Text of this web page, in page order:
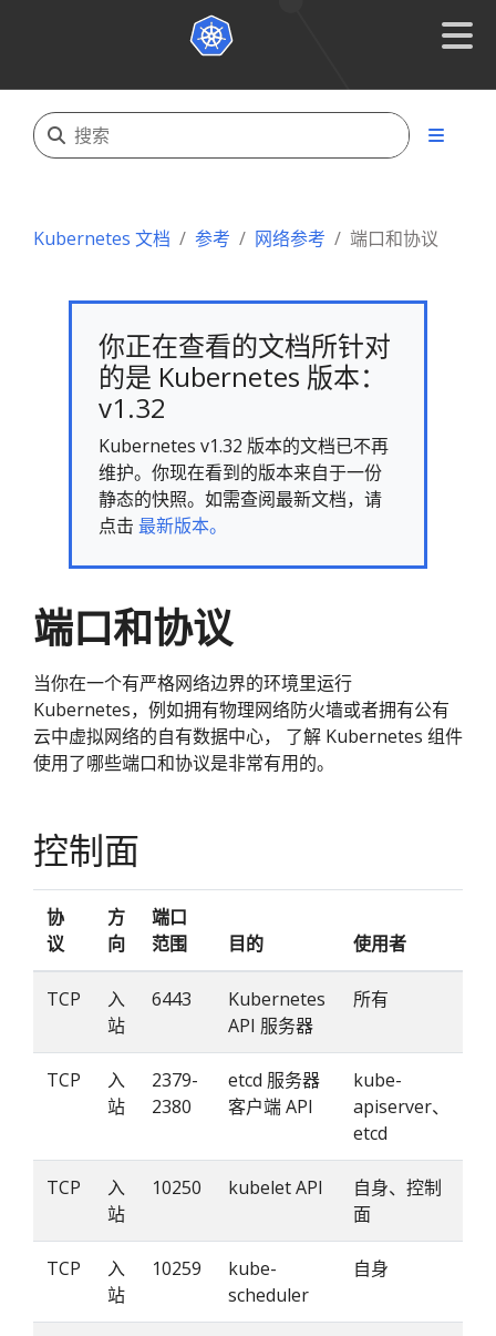
Kubernetes 文档 参考 网络参考 端口和协议
你正在查看的文档所针对
的是 Kubernetes 版本：
v1.32
Kubernetes v1.32 版本的文档已不再
维护。你现在看到的版本来自于一份
静态的快照。如需查阅最新文档，请
点击 最新版本。
端口和协议
当你在一个有严格网络边界的环境里运行
Kubernetes，例如拥有物理网络防火墙或者拥有公有
云中虚拟网络的自有数据中心， 了解 Kubernetes 组件
使用了哪些端口和协议是非常有用的。
控制面
协
议
方
向
端口
范围
目的 使用者
TCP
入
站
6443
Kubernetes
API 服务器
所有
TCP
入
站
2379-
2380
etcd 服务器
客户端 API
kube-
apiserver、
etcd
TCP
入
站
10250 kubelet API
自身、控制
面
TCP
入
站
10259
kube-
scheduler
自身